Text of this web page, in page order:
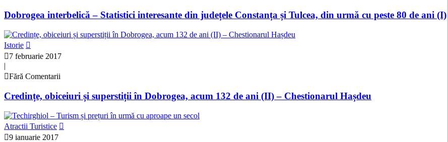
Dobrogea interbelică – Statistici interesante din județele Constanța și Tulcea, din urmă cu peste 80 de ani (I)
Istorie
7 februarie 2017
|
Fără Comentarii
Credințe, obiceiuri și superstiții în Dobrogea, acum 132 de ani (II) – Chestionarul Hașdeu
Atractii Turistice
9 ianuarie 2017